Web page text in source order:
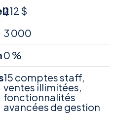
212 $
3 000
0 %
15 comptes staff,
ventes illimitées,
fonctionnalités
avancées de gestion